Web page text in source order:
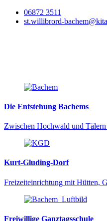
06872 3511
st.willibrord-
Die Entstehung Bachems
Zwischen Hochwald und
Kurt-Gluding-Dorf
Freizeiteinrichtung mit Hütten,
Freiwillige Ganztagsschule